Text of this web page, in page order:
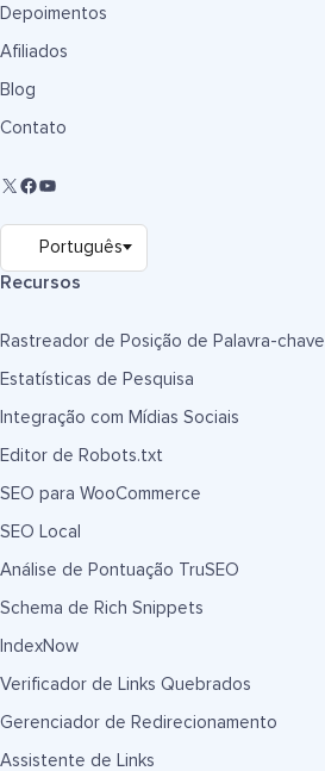
Depoimentos
Afiliados
Blog
Contato
Recursos
Rastreador de Posição de Palavra-chave
Estatísticas de Pesquisa
Integração com Mídias Sociais
Editor de Robots.txt
SEO para WooCommerce
SEO Local
Análise de Pontuação TruSEO
Schema de Rich Snippets
IndexNow
Verificador de Links Quebrados
Gerenciador de Redirecionamento
Assistente de Links